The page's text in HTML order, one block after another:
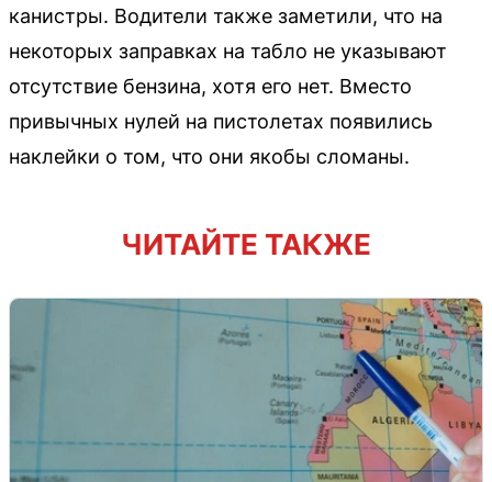
канистры. Водители также заметили, что на
некоторых заправках на табло не указывают
отсутствие бензина, хотя его нет. Вместо
привычных нулей на пистолетах появились
наклейки о том, что они якобы сломаны.
ЧИТАЙТЕ ТАКЖЕ